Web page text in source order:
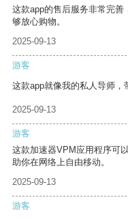
这款app的售后服务非常完
够放心购物。
2025-09-13
游客
这款app就像我的私人导师，
2025-09-13
游客
这款加速器VPM应用程序可
助你在网络上自由移动。
2025-09-13
游客